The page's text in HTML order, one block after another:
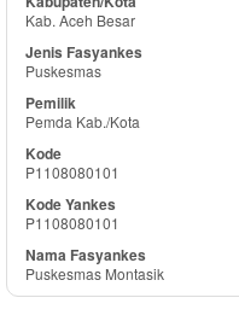
Kab. Aceh Besar
Puskesmas
Pemda Kab./Kota
P1108080101
P1108080101
Puskesmas Montasik